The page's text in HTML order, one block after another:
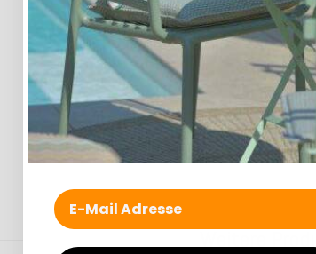
Weitere